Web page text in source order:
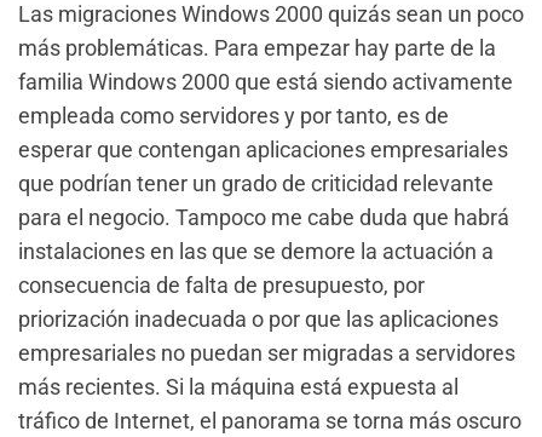
Las migraciones Windows 2000 quizás sean un poco
más problemáticas. Para empezar hay parte de la
familia Windows 2000 que está siendo activamente
empleada como servidores y por tanto, es de
esperar que contengan aplicaciones empresariales
que podrían tener un grado de criticidad relevante
para el negocio. Tampoco me cabe duda que habrá
instalaciones en las que se demore la actuación a
consecuencia de falta de presupuesto, por
priorización inadecuada o por que las aplicaciones
empresariales no puedan ser migradas a servidores
más recientes. Si la máquina está expuesta al
tráfico de Internet, el panorama se torna más oscuro